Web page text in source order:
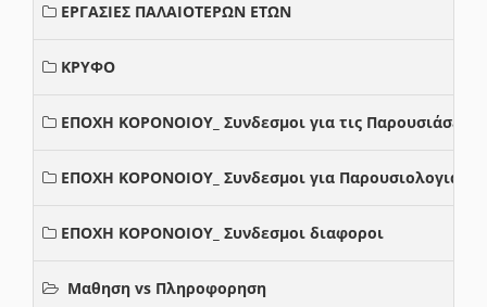
ΕΡΓΑΣΙΕΣ ΠΑΛΑΙΟΤΕΡΩΝ ΕΤΩΝ
ΚΡΥΦΟ
ΕΠΟΧΗ ΚΟΡΟΝΟΙΟΥ_ Συνδεσμοι για τις Παρουσιάσεις
ΕΠΟΧΗ ΚΟΡΟΝΟΙΟΥ_ Συνδεσμοι για Παρουσιολογια
ΕΠΟΧΗ ΚΟΡΟΝΟΙΟΥ_ Συνδεσμοι διαφοροι
Μαθηση vs Πληροφορηση